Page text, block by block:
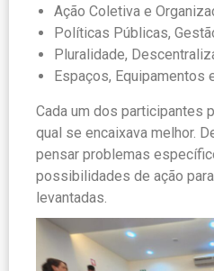
Ação Coletiva e
Políticas Públicas,
Pluralidade,
Espaços, Equipamentos
Cada um dos participantes
qual se encaixava melhor.
pensar problemas
possibilidades de ação
levantadas.